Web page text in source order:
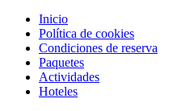
Inicio
Política de cookies
Condiciones de reserva
Paquetes
Actividades
Hoteles